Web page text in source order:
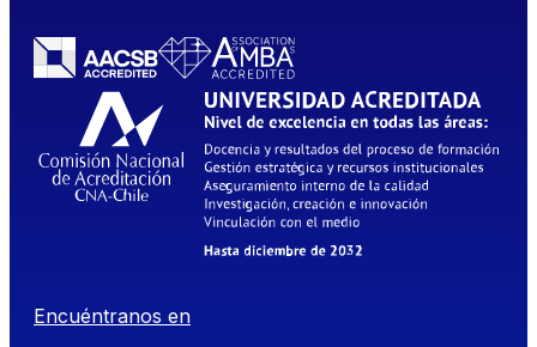
Encuéntranos en